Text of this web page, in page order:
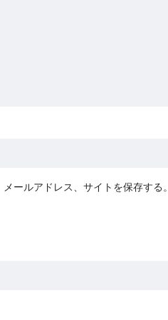
ールアドレス、サイトを保存する。